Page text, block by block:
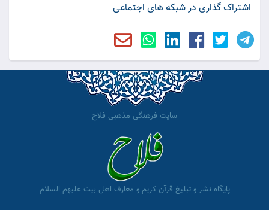
اشتراک گذاری در شبکه های اجتماعی
سایت فرهنگی مذهبی فلاح
پایگاه نشر و تبلیغ قرآن کریم و معارف اهل بیت علیهم السلام